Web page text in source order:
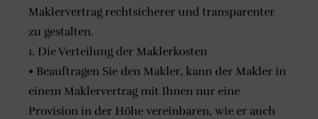
Maklervertrag rechtsicherer und transparenter
zu gestalten.
1. Die Verteilung der Maklerkosten
• Beauftragen Sie den Makler, kann der Makler in
einem Maklervertrag mit Ihnen nur eine
Provision in der Höhe vereinbaren, wie er auch